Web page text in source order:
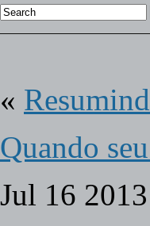
«
Quando
Jul 16 2013